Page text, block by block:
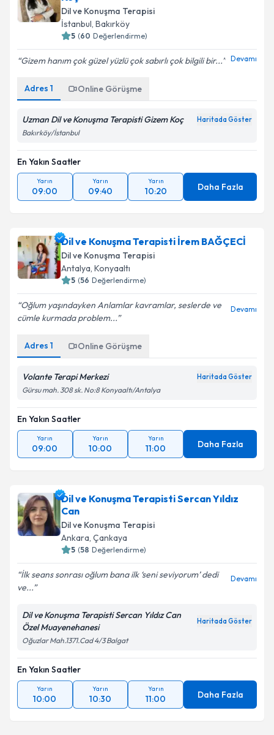
Dil ve Konuşma Terapisi
İstanbul, Bakırköy
5 (60 Değerlendirme)
Gizem hanım çok güzel yüzlü çok sabırlı çok bilgili bir... Devamı
Adres 1 Online Görüşme
Uzman Dil ve Konuşma Terapisti Gizem Koç Haritada Göster
Bakırköy/İstanbul
En Yakın Saatler
Yarın
09:00
Yarın
09:40
Yarın
10:20 Daha Fazla
Dil ve Konuşma Terapisti İrem BAĞÇECİ
Dil ve Konuşma Terapisi
Antalya, Konyaaltı
5 (56 Değerlendirme)
Oğlum yaşındayken Anlamlar kavramlar, seslerde ve
cümle kurmada problem...
Devamı
Adres 1 Online Görüşme
Volante Terapi Merkezi Haritada Göster
Gürsu mah. 308 sk. No:8 Konyaaltı/Antalya
En Yakın Saatler
Yarın
09:00
Yarın
10:00
Yarın
11:00 Daha Fazla
Dil ve Konuşma Terapisti Sercan Yıldız
Can
Dil ve Konuşma Terapisi
Ankara, Çankaya
5 (58 Değerlendirme)
İlk seans sonrası oğlum bana ilk ‘seni seviyorum’ dedi
ve...
Devamı
Dil ve Konuşma Terapisti Sercan Yıldız Can
Özel Muayenehanesi
Haritada Göster
Oğuzlar Mah.1371.Cad 4/3 Balgat
En Yakın Saatler
Yarın
10:00
Yarın
10:30
Yarın
11:00 Daha Fazla